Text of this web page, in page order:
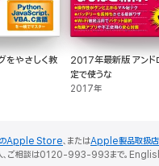
をやさしく教
2017年最新版 アンド
定で使うな
2017年
のApple Store、またはApple製品取扱店
入、ご相談は0120-993-993まで。